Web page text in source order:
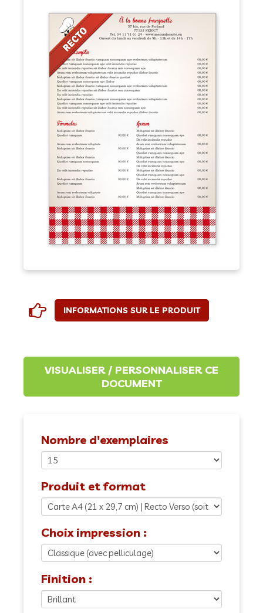
INFORMATIONS SUR LE PRODUIT
Nombre d'exemplaires
Produit et format
Choix impression :
Finition :